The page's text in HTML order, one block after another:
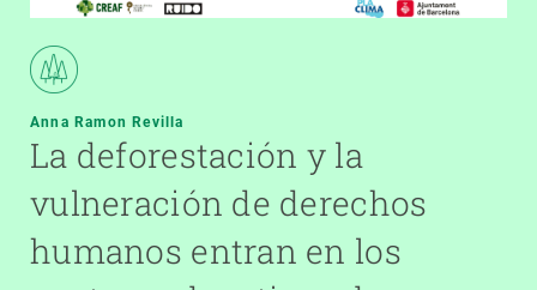
Anna Ramon Revilla
La deforestación y la
vulneración de derechos
humanos entran en los